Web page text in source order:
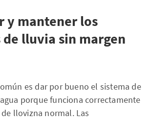
y mantener los
de lluvia sin margen
es dar por bueno el sistema de
porque funciona correctamente
llovizna normal. Las